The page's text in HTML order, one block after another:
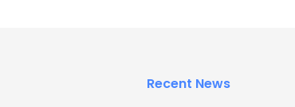
Recent News